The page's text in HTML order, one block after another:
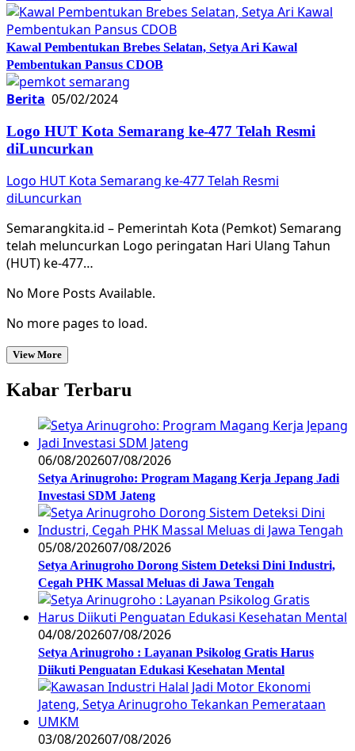
Kawal Pembentukan Brebes Selatan, Setya Ari Kawal
Pembentukan Pansus CDOB
Berita 05/02/2024
Logo HUT Kota Semarang ke-477 Telah Resmi
diLuncurkan
Logo HUT Kota Semarang ke-477 Telah Resmi
diLuncurkan
Semarangkita.id – Pemerintah Kota (Pemkot) Semarang
telah meluncurkan Logo peringatan Hari Ulang Tahun
(HUT) ke-477…
No More Posts Available.
No more pages to load.
View More
Kabar Terbaru
06/08/202607/08/2026
Setya Arinugroho: Program Magang Kerja Jepang Jadi
Investasi SDM Jateng
05/08/202607/08/2026
Setya Arinugroho Dorong Sistem Deteksi Dini Industri,
Cegah PHK Massal Meluas di Jawa Tengah
04/08/202607/08/2026
Setya Arinugroho : Layanan Psikolog Gratis Harus
Diikuti Penguatan Edukasi Kesehatan Mental
03/08/202607/08/2026